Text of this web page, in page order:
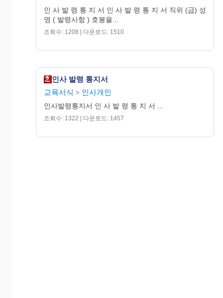
인 사 발 령 통 지 서 인 사 발 령 통 지 서 직위 (급) 성
명 ( 발령사항 ) 호봉을...
조회수: 1208 | 다운로드: 1510
인사 발령 통지서
교육서식 > 인사개인
인사발령통지서 인 사 발 령 통 지 서 ...
조회수: 1322 | 다운로드: 1457